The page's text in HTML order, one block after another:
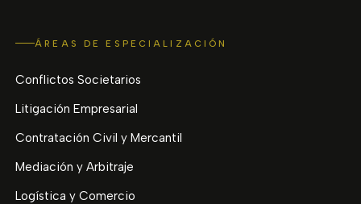
ÁREAS DE ESPECIALIZACIÓN
Conflictos Societarios
Litigación Empresarial
Contratación Civil y Mercantil
Mediación y Arbitraje
Logística y Comercio